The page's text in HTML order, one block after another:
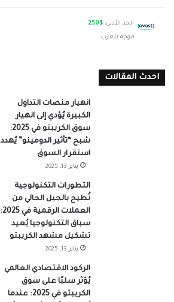
الحد الأدنى: $250
موجه للعرب
احدث المقالات
انهيار منصات التداول
الكبيرة يُؤدي إلى انهيار
سوق الكريبتو في 2025:
شبح “تأثير الدومينو” يُهدد
استقرار السوق
يناير 13, 2025
التطورات التكنولوجية
تُطيح بالجيل الحالي من
العملات الرقمية في 2025:
سباق التكنولوجيا يُعيد
تشكيل مشهد الكريبتو
يناير 13, 2025
الركود الاقتصادي العالمي
يُؤثر سلبًا على سوق
الكريبتو في 2025: عندما